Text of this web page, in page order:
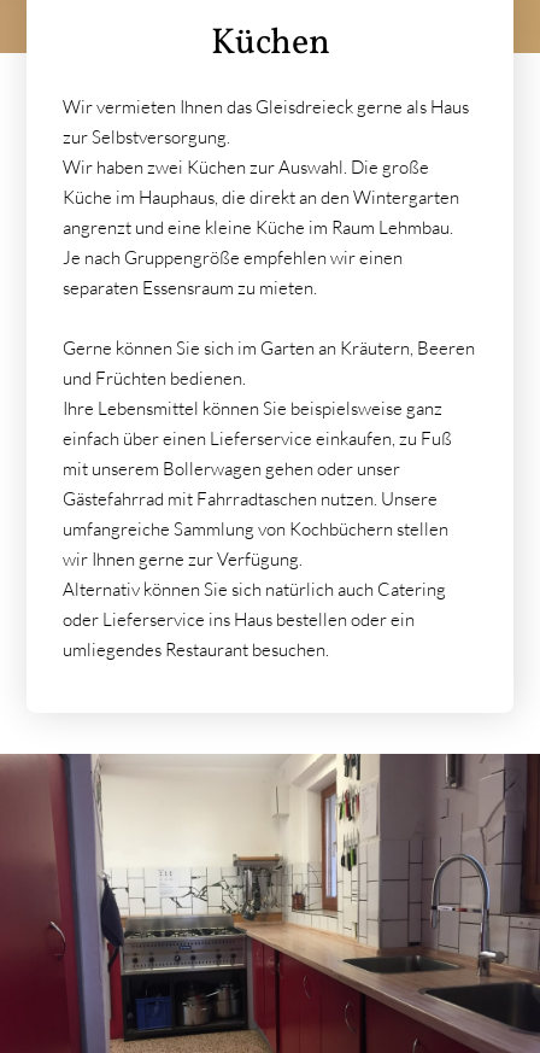
Küchen
Wir vermieten Ihnen das Gleisdreieck gerne als Haus
zur Selbstversorgung.
Wir haben zwei Küchen zur Auswahl. Die große
Küche im Hauphaus, die direkt an den Wintergarten
angrenzt und eine kleine Küche im Raum Lehmbau.
Je nach Gruppengröße empfehlen wir einen
separaten Essensraum zu mieten.
Gerne können Sie sich im Garten an Kräutern, Beeren
und Früchten bedienen.
Ihre Lebensmittel können Sie beispielsweise ganz
einfach über einen Lieferservice einkaufen, zu Fuß
mit unserem Bollerwagen gehen oder unser
Gästefahrrad mit Fahrradtaschen nutzen. Unsere
umfangreiche Sammlung von Kochbüchern stellen
wir Ihnen gerne zur Verfügung.
Alternativ können Sie sich natürlich auch Catering
oder Lieferservice ins Haus bestellen oder ein
umliegendes Restaurant besuchen.